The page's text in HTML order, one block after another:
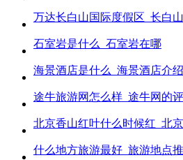
万达长白山国际度假区_长白山
石室岩是什么_石室岩在哪
海景酒店是什么_海景酒店介绍
途牛旅游网怎么样_途牛网的
北京香山红叶什么时候红_北
什么地方旅游最好_旅游地点